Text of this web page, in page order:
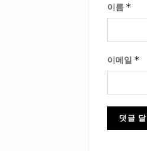
이름 *
이메일 *